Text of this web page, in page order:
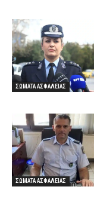
ΣΩΜΑΤΑ ΑΣΦΑΛΕΙΑΣ
ΣΩΜΑΤΑ ΑΣΦΑΛΕΙΑΣ